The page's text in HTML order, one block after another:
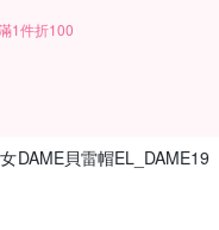
1件折100
DAME貝雷帽EL_DAME19